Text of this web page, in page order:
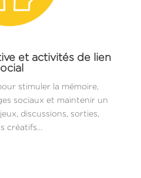
et activités de lien
stimuler la mémoire,
sociaux et maintenir un
discussions, sorties,
créatifs…